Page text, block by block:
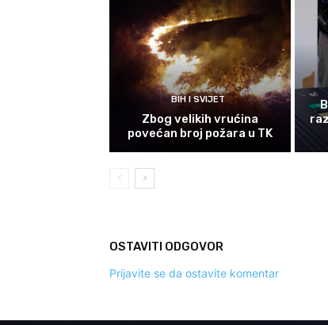
BIH I SVIJET
Zbog velikih vrućina
povećan broj požara u TK
OSTAVITI ODGOVOR
Prijavite se da ostavite komentar